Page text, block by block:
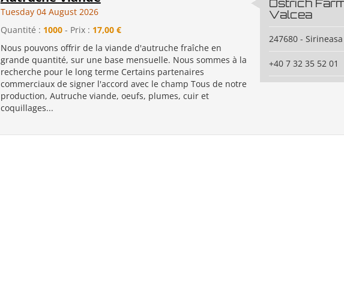
Tuesday 04 August 2026
Quantité : 1000- Prix : 17,00 €
Nous pouvons offrir de la viande d'autruche fraîche en
grande quantité, sur une base mensuelle. Nous sommes à la
recherche pour le long terme Certains partenaires
commerciaux de signer l'accord avec le champ Tous de notre
production, Autruche viande, oeufs, plumes, cuir et
coquillages...
Ostrich
Valcea
247680 - Sirineasa
+40 7 32 35 52 01